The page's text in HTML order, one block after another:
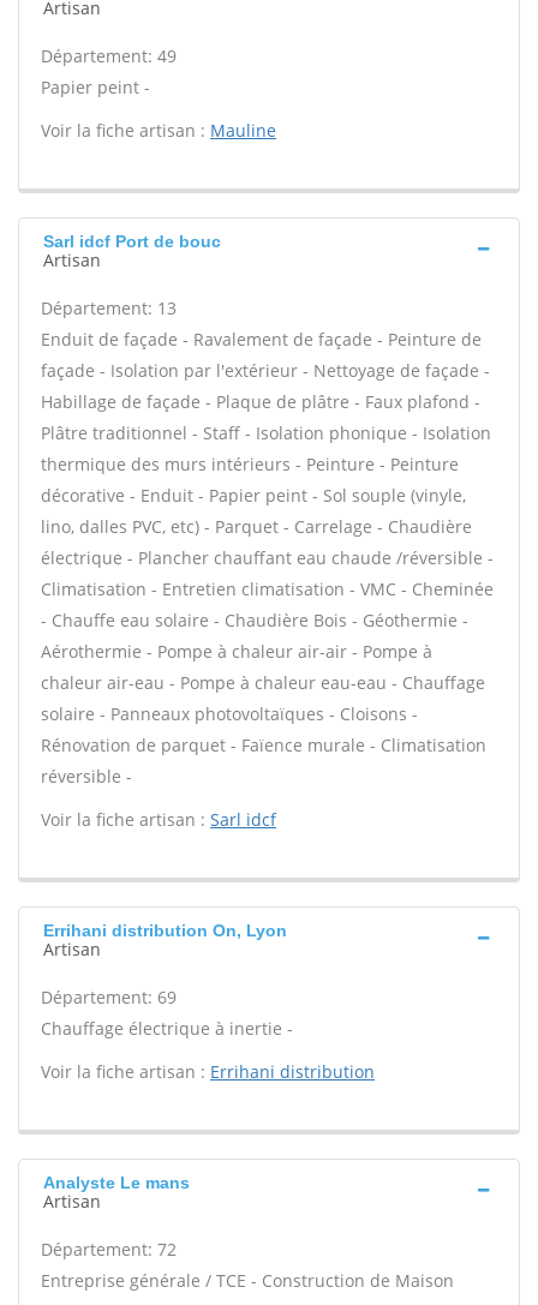
Artisan
Département: 49
Papier peint -
Voir la fiche artisan : Mauline
Sarl idcf Port de bouc
Artisan
Département: 13
Enduit de façade - Ravalement de façade - Peinture de
façade - Isolation par l'extérieur - Nettoyage de façade -
Habillage de façade - Plaque de plâtre - Faux plafond -
Plâtre traditionnel - Staff - Isolation phonique - Isolation
thermique des murs intérieurs - Peinture - Peinture
décorative - Enduit - Papier peint - Sol souple (vinyle,
lino, dalles PVC, etc) - Parquet - Carrelage - Chaudière
électrique - Plancher chauffant eau chaude /réversible -
Climatisation - Entretien climatisation - VMC - Cheminée
- Chauffe eau solaire - Chaudière Bois - Géothermie -
Aérothermie - Pompe à chaleur air-air - Pompe à
chaleur air-eau - Pompe à chaleur eau-eau - Chauffage
solaire - Panneaux photovoltaïques - Cloisons -
Rénovation de parquet - Faïence murale - Climatisation
réversible -
Voir la fiche artisan : Sarl idcf
Errihani distribution On, Lyon
Artisan
Département: 69
Chauffage électrique à inertie -
Voir la fiche artisan : Errihani distribution
Analyste Le mans
Artisan
Département: 72
Entreprise générale / TCE - Construction de Maison